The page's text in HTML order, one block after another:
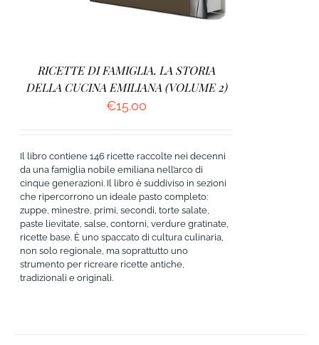
RICETTE DI FAMIGLIA. LA STORIA
DELLA CUCINA EMILIANA (VOLUME 2)
€15.00
Il libro contiene 146 ricette raccolte nei decenni
da una famiglia nobile emiliana nell’arco di
cinque generazioni. Il libro è suddiviso in sezioni
che ripercorrono un ideale pasto completo:
zuppe, minestre, primi, secondi, torte salate,
paste lievitate, salse, contorni, verdure gratinate,
ricette base. È uno spaccato di cultura culinaria,
non solo regionale, ma soprattutto uno
strumento per ricreare ricette antiche,
tradizionali e originali.